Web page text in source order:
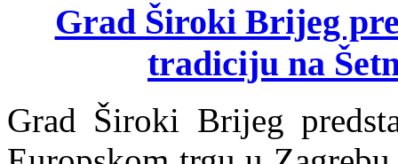
Grad Široki Brijeg
tradiciju na
Grad Široki Brijeg